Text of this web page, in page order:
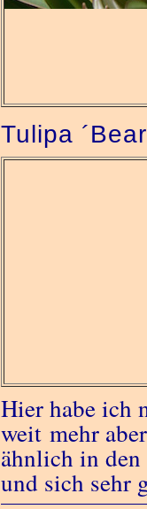
Tulipa
Hier habe ich
weit mehr
ähnlich in
und sich sehr